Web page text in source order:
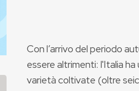
Con l’arrivo del periodo
essere altrimenti: l'Italia
varietà coltivate (oltre